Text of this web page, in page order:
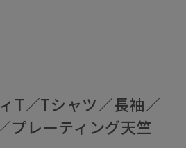
T／Tシャツ／長袖／
プレーティング天竺